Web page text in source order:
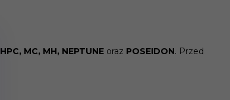
HPC, MC, MH, NEPTUNE oraz POSEIDON. Przed